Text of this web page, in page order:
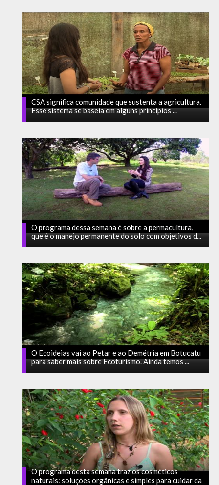
CSA significa comunidade que sustenta a agricultura.
Esse sistema se baseia em alguns princípios ...
O programa dessa semana é sobre a permacultura,
que é o manejo permanente do solo com objetivos d...
O Ecoideias vai ao Petar e ao Demétria em Botucatu
para saber mais sobre Ecoturismo. Ainda temos ...
O programa desta semana traz os cosméticos
naturais: soluções orgânicas e simples para cuidar da